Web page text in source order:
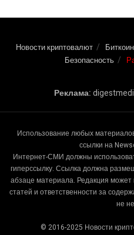
Новости криптовалют Биткоин
Безопасность
Реклама:
Использование любых
ссылки на
Интернет-СМИ должны
гиперссылку. Ссылка должна
абзаце материала. Редакция может
статей и ответственности за
не
© 2016-2025 Новости